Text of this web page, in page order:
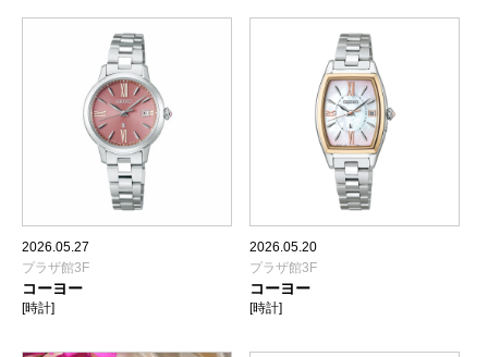
2026.05.27
プラザ館3F
コーヨー
[時計]
2026.05.20
プラザ館3F
コーヨー
[時計]